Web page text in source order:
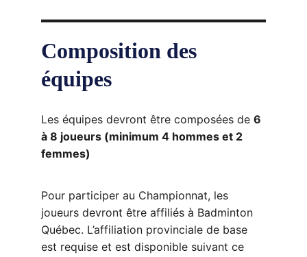
Composition des
équipes
Les équipes devront être composées de 6
à 8 joueurs (minimum 4 hommes et 2
femmes)
Pour participer au Championnat, les
joueurs devront être affiliés à Badminton
Québec. L’affiliation provinciale de base
est requise et est disponible suivant ce